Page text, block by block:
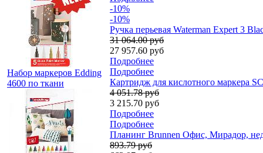
Набор маркеров Edding
4600 по ткани
-10%
-10%
Ручка перьевая Waterman Expert 3
31 064.00 руб
27 957.60 руб
Подробнее
Подробнее
Картридж для кислотного маркера
4 051.78 руб
3 215.70 руб
Подробнее
Подробнее
Планинг Brunnen Офис, Мирадор,
893.79 руб